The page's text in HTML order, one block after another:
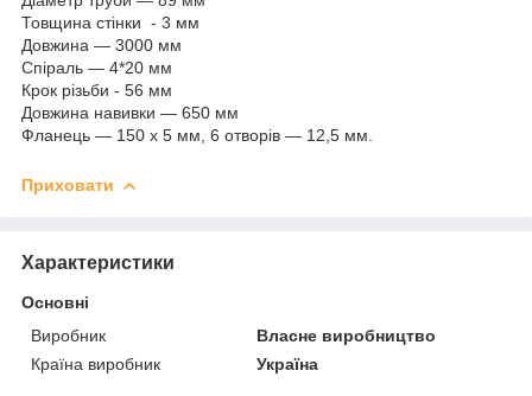
Товщина стінки - 3 мм
Довжина — 3000 мм
Спіраль — 4*20 мм
Крок різьби - 56 мм
Довжина навивки — 650 мм
Фланець — 150 х 5 мм, 6 отворів — 12,5 мм.
Приховати
Характеристики
Основні
Виробник
Власне виробництво
Країна виробник
Україна